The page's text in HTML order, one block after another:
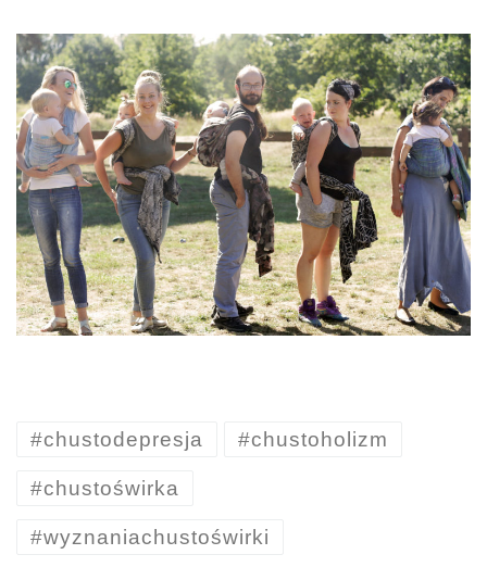
#chustodepresja #chustoholizm
#chustoświrka
#wyznaniachustoświrki